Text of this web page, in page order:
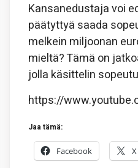
Kansanedustaja voi
päätyttyä saada
melkein miljoonan
mieltä? Tämä on
jolla käsittelin
https://
Jaa tämä:
Facebook X